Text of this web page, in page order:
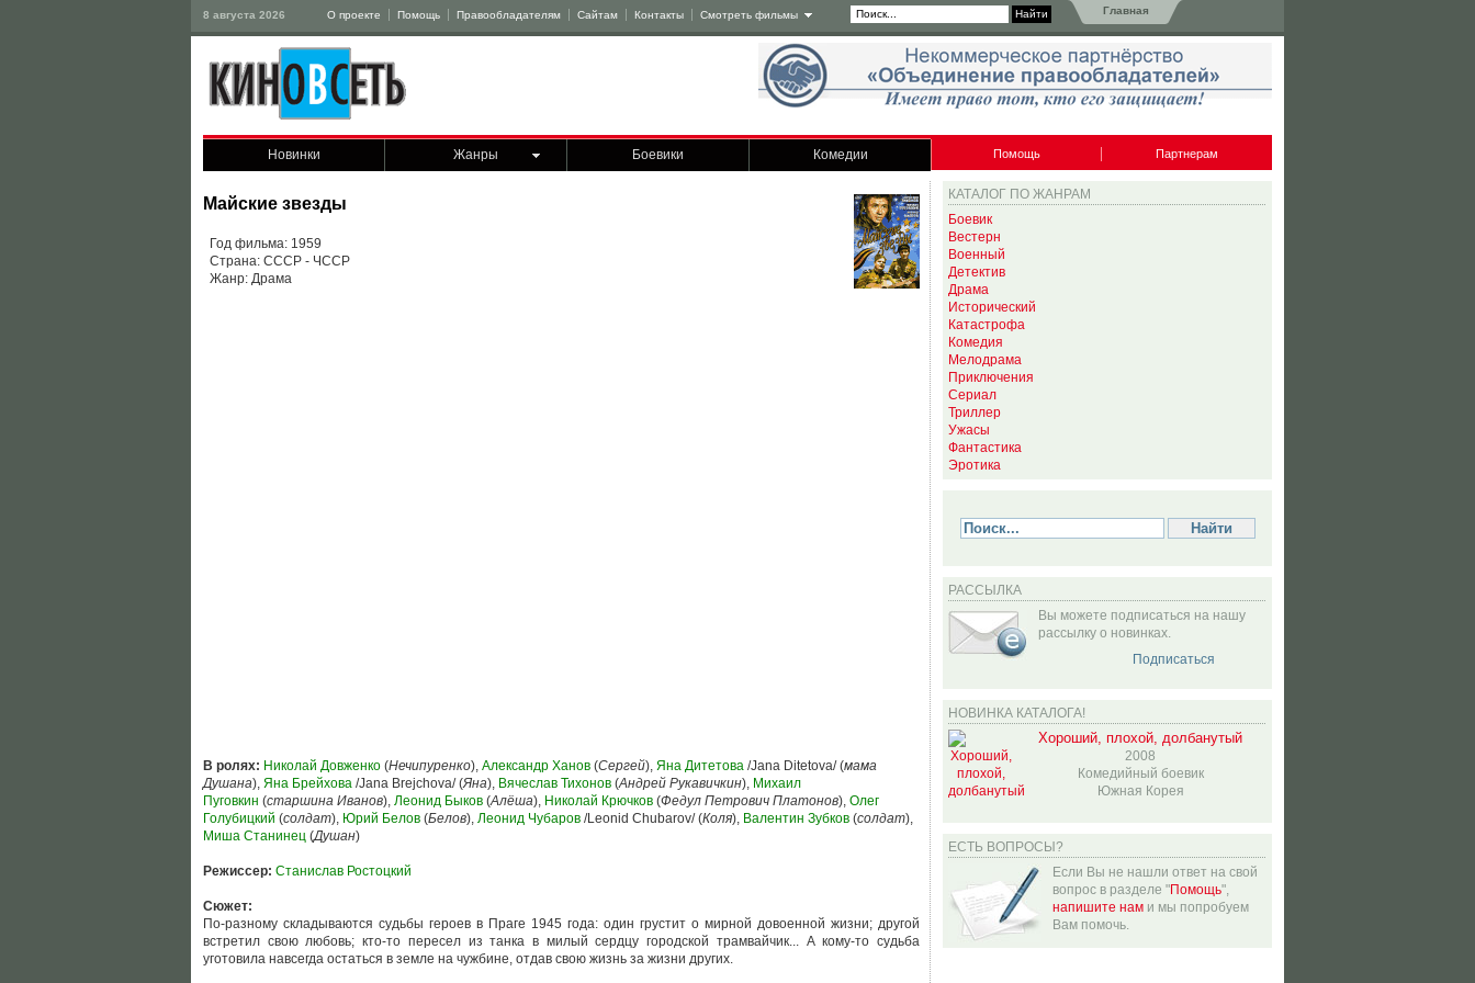
8 августа 2026 О проекте Помощь Правообладателям Сайтам Контакты Смотреть фильмы Главная
Новинки Жанры Боевики Комедии Помощь Партнерам
Майские звезды
Год фильма: 1959
Страна: СССР - ЧССР
Жанр: Драма
В ролях: Николай Довженко (Нечипуренко), Александр Ханов (Сергей), Яна Дитетова /Jana Ditetova/ (мама
Душана), Яна Брейхова /Jana Brejchova/ (Яна), Вячеслав Тихонов (Андрей Рукавичкин), Михаил
Пуговкин (старшина Иванов), Леонид Быков (Алёша), Николай Крючков (Федул Петрович Платонов), Олег
Голубицкий (солдат), Юрий Белов (Белов), Леонид Чубаров /Leonid Chubarov/ (Коля), Валентин Зубков (солдат),
Миша Станинец (Душан)
Режиссер: Станислав Ростоцкий
Сюжет:
По-разному складываются судьбы героев в Праге 1945 года: один грустит о мирной довоенной жизни; другой
встретил свою любовь; кто-то пересел из танка в милый сердцу городской трамвайчик... А кому-то судьба
уготовила навсегда остаться в земле на чужбине, отдав свою жизнь за жизни других.
КАТАЛОГ ПО ЖАНРАМ
Боевик
Вестерн
Военный
Детектив
Драма
Исторический
Катастрофа
Комедия
Мелодрама
Приключения
Сериал
Триллер
Ужасы
Фантастика
Эротика
РАССЫЛКА
Вы можете подписаться на нашу
рассылку о новинках.
Подписаться
НОВИНКА КАТАЛОГА!
Хороший, плохой, долбанутый
2008
Комедийный боевик
Южная Корея
ЕСТЬ ВОПРОСЫ?
Если Вы не нашли ответ на свой
вопрос в разделе "Помощь",
напишите нам и мы попробуем
Вам помочь.